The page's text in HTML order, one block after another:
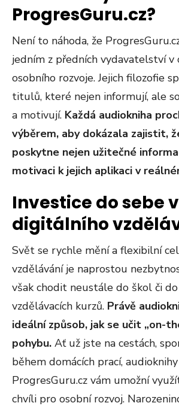
ProgresGuru.cz?
Není to náhoda, že
jedním z předních vydavatelství v
osobního rozvoje. Jejich filozofie
titulů, které nejen informují, ale
a motivují. Každá audiokniha
výběrem, aby dokázala zajistit,
poskytne nejen užitečné
motivaci k jejich aplikaci v
Investice do sebe
digitálního
Svět se rychle mění a flexibilní
vzdělávání je naprostou
však chodit neustále do škol či
vzdělávacích kurzů. Právě
ideální způsob, jak se učit „on-
pohybu. Ať už jste na cestách,
během domácích prací,
ProgresGuru.cz vám umožní
chvíli pro osobní rozvoj.